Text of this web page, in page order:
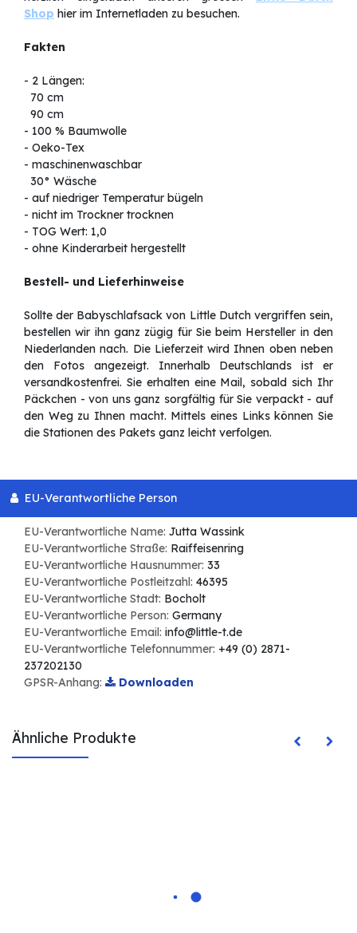
Shop hier im Internetladen zu besuchen.
Fakten
- 2 Längen:
70 cm
90 cm
- 100 % Baumwolle
- Oeko-Tex
- maschinenwaschbar
30° Wäsche
- auf niedriger Temperatur bügeln
- nicht im Trockner trocknen
- TOG Wert: 1,0
- ohne Kinderarbeit hergestellt
Bestell- und Lieferhinweise
Sollte der Babyschlafsack von Little Dutch vergriffen sein,
bestellen wir ihn ganz zügig für Sie beim Hersteller in den
Niederlanden nach. Die Lieferzeit wird Ihnen oben neben
den Fotos angezeigt. Innerhalb Deutschlands ist er
versandkostenfrei. Sie erhalten eine Mail, sobald sich Ihr
Päckchen - von uns ganz sorgfältig für Sie verpackt - auf
den Weg zu Ihnen macht. Mittels eines Links können Sie
die Stationen des Pakets ganz leicht verfolgen.
EU-Verantwortliche Person
EU-Verantwortliche Name: Jutta Wassink
EU-Verantwortliche Straße: Raiffeisenring
EU-Verantwortliche Hausnummer: 33
EU-Verantwortliche Postleitzahl: 46395
EU-Verantwortliche Stadt: Bocholt
EU-Verantwortliche Person: Germany
EU-Verantwortliche Email: info@little-t.de
EU-Verantwortliche Telefonnummer: +49 (0) 2871-
237202130
GPSR-Anhang:
Downloaden
Ähnliche Produkte